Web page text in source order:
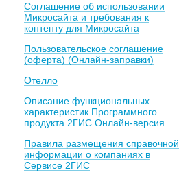
Соглашение об использовании
Микросайта и требования к
контенту для Микросайта
Пользовательское соглашение
(оферта) (Онлайн-заправки)
Отелло
Описание функциональных
характеристик Программного
продукта 2ГИС Онлайн-версия
Правила размещения справочной
информации о компаниях в
Сервисе 2ГИС